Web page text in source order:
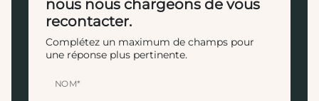
nous nous chargeons de vous
recontacter.
Complétez un maximum de champs pour
une réponse plus pertinente.
NOM*